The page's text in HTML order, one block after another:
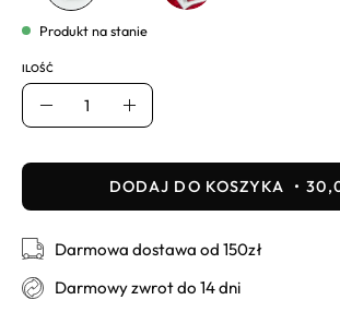
Produkt na stanie
ILOŚĆ
Ilość
Dodaj
DODAJ DO KOSZYKA
Darmowa dostawa od 150zł
Darmowy zwrot do 14 dni